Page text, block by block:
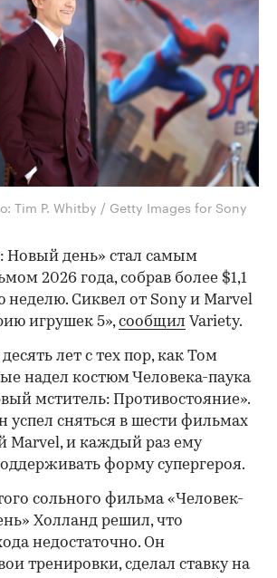
Tim P. Whitby / Getty Images for Sony
Новый день» стал самым
2026 года, собрав более $1,1
неделю. Сиквел от Sony и Marvel
игрушек 5»,сообщил Variety.
лет с тех пор, как Том
надел костюм Человека-паука
мститель: Противостояние».
успел сняться в шести фильмах
Marvel, и каждый раз ему
форму супергероя.
сольного фильма «Человек-
Холланд решил, что
недостаточно. Он
тренировки, сделал ставку на